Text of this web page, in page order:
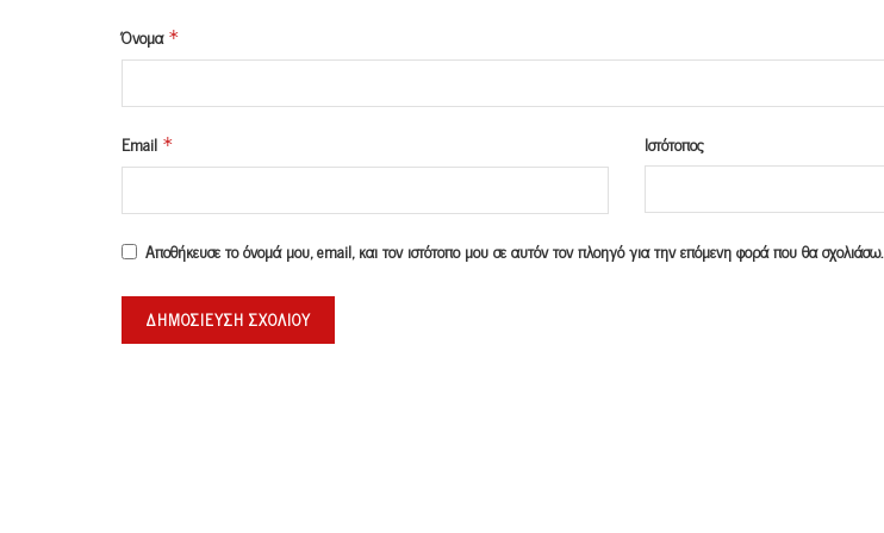
Όνομα *
Email * Ιστότοπος
Αποθήκευσε το όνομά μου, email, και τον ιστότοπο μου σε αυτόν τον πλοηγό για την επόμενη φορά που θα σχολιάσω.